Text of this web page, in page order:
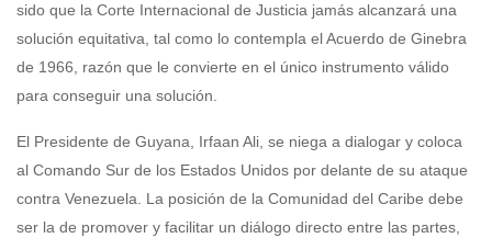
sido que la Corte Internacional de Justicia jamás alcanzará una
solución equitativa, tal como lo contempla el Acuerdo de Ginebra
de 1966, razón que le convierte en el único instrumento válido
para conseguir una solución.
El Presidente de Guyana, Irfaan Ali, se niega a dialogar y coloca
al Comando Sur de los Estados Unidos por delante de su ataque
contra Venezuela. La posición de la Comunidad del Caribe debe
ser la de promover y facilitar un diálogo directo entre las partes,